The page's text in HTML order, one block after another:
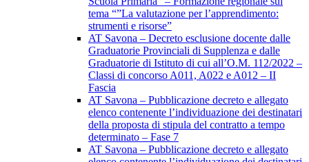
tema “”La valutazione per l’apprendimento:
strumenti e risorse”
AT Savona – Decreto esclusione docente dalle
Graduatorie Provinciali di Supplenza e dalle
Graduatorie di Istituto di cui all’O.M. 112/2022 –
Classi di concorso A011, A022 e A012 – II
Fascia
AT Savona – Pubblicazione decreto e allegato
elenco contenente l’individuazione dei destinatari
della proposta di stipula del contratto a tempo
determinato – Fase 7
AT Savona – Pubblicazione decreto e allegato